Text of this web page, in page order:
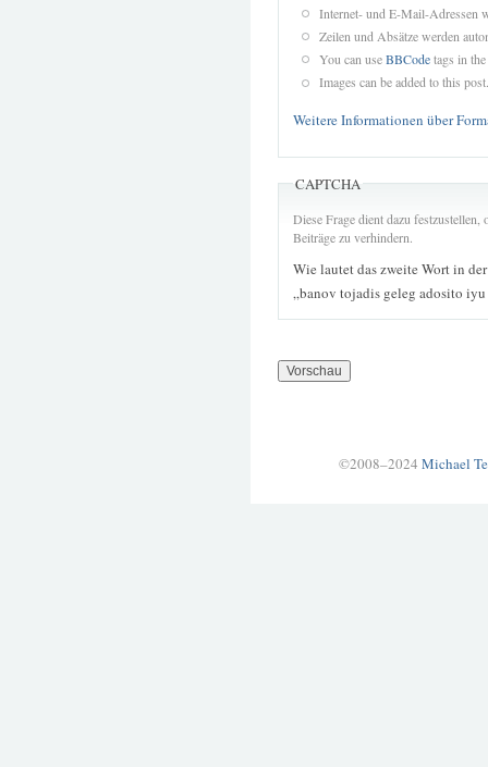
Internet- und E-Mail-Adressen
Zeilen und Absätze werden
You can useBBCodetags in
Images can be added to this post.
Weitere Informationen über
CAPTCHA
Diese Frage dient dazu
Beiträge zu verhindern.
Wie lautet das zweite Wort in
„banov tojadis geleg adosito
©2008–2024 Michael